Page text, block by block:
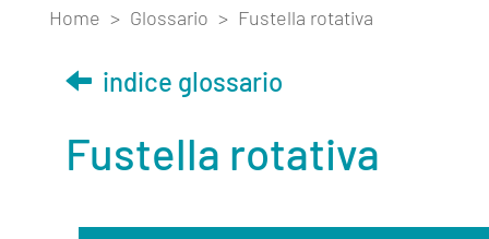
Home > Glossario > Fustella rotativa
indice glossario
Fustella rotativa